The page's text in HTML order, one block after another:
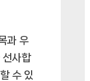
과 우
선사합
수 있